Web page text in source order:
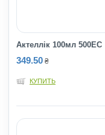
Актеллік 100мл 500ЕС
349.50 ₴
КУПИТЬ